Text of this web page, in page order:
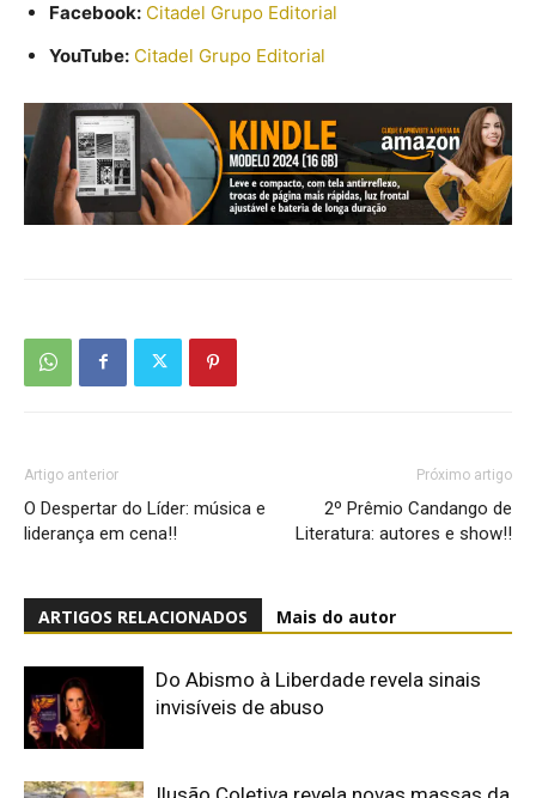
Facebook: Citadel Grupo Editorial
YouTube: Citadel Grupo Editorial
Artigo anterior
O Despertar do Líder: música e
liderança em cena!!
Próximo artigo
2º Prêmio Candango de
Literatura: autores e show!!
ARTIGOS RELACIONADOS Mais do autor
Do Abismo à Liberdade revela sinais
invisíveis de abuso